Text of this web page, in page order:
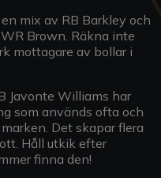
mix av RB Barkley och
Brown. Räkna inte
mottagare av bollar i
Javonte Williams har
som används ofta och
Det skapar flera
Håll utkik efter
finna den!